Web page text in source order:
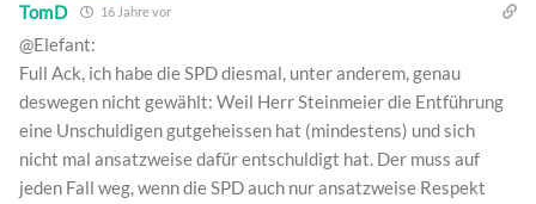
TomD 16 Jahre vor
@Elefant:
Full Ack, ich habe die SPD diesmal, unter anderem, genau
deswegen nicht gewählt: Weil Herr Steinmeier die Entführung
eine Unschuldigen gutgeheissen hat (mindestens) und sich
nicht mal ansatzweise dafür entschuldigt hat. Der muss auf
jeden Fall weg, wenn die SPD auch nur ansatzweise Respekt